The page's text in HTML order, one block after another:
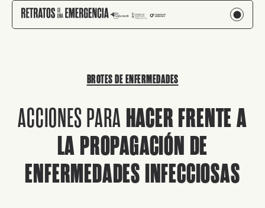
BROTES DE ENFERMEDADES
ACCIONES PARA HACER FRENTE A
LA PROPAGACIÓN DE
ENFERMEDADESINFECCIOSAS